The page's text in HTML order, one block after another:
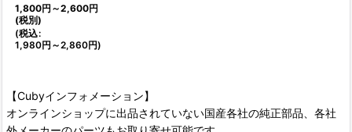
1,800円 ～2,600円
(税別)
(税込:
1,980円 ～2,860円)
【Cubyインフォメーション】
オンラインショップに出品されていない国産各社の純正部品、各社